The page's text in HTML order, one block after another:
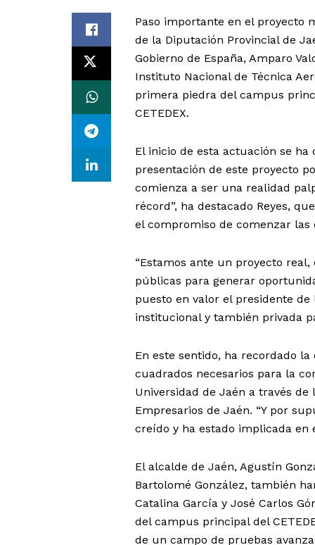
Paso importante en el proyecto
de la Diputación Provincial de
Gobierno de España, Amparo
Instituto Nacional de Técnica
primera piedra del campus
CETEDEX.
El inicio de esta actuación se
presentación de este proyecto
comienza a ser una realidad
récord”, ha destacado Reyes,
el compromiso de comenzar
“Estamos ante un proyecto
públicas para generar
puesto en valor el presidente
institucional y también privada
En este sentido, ha recordado
cuadrados necesarios para la
Universidad de Jaén a través de
Empresarios de Jaén. “Y por
creído y ha estado implicada en
El alcalde de Jaén, Agustín
Bartolomé González, también
Catalina García y José Carlos
del campus principal del
de un campo de pruebas